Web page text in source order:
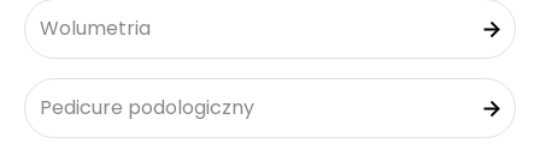
Wolumetria
Pedicure podologiczny